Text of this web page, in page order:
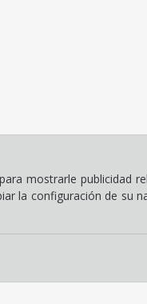
mostrarle publicidad
la configuración de su